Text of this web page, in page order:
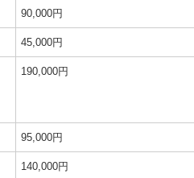
90,000円
45,000円
190,000円
95,000円
140,000円